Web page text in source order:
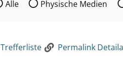
Sie die Medienart nach
Alle Physische Medien
Permalink